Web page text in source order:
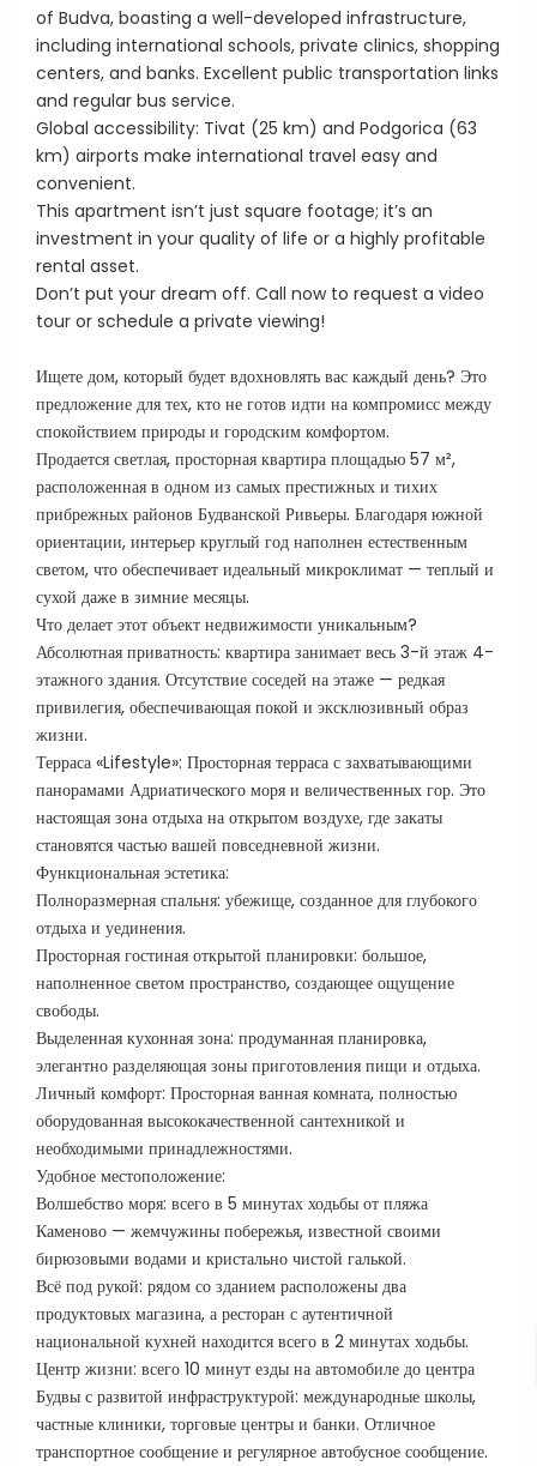
of Budva, boasting a well-developed infrastructure,
including international schools, private clinics, shopping
centers, and banks. Excellent public transportation links
and regular bus service.
Global accessibility: Tivat (25 km) and Podgorica (63
km) airports make international travel easy and
convenient.
This apartment isn’t just square footage; it’s an
investment in your quality of life or a highly profitable
rental asset.
Don’t put your dream off. Call now to request a video
tour or schedule a private viewing!
Ищете дом, который будет вдохновлять вас каждый день? Это
предложение для тех, кто не готов идти на компромисс между
спокойствием природы и городским комфортом.
Продается светлая, просторная квартира площадью 57 м²,
расположенная в одном из самых престижных и тихих
прибрежных районов Будванской Ривьеры. Благодаря южной
ориентации, интерьер круглый год наполнен естественным
светом, что обеспечивает идеальный микроклимат — теплый и
сухой даже в зимние месяцы.
Что делает этот объект недвижимости уникальным?
Абсолютная приватность: квартира занимает весь 3-й этаж 4-
этажного здания. Отсутствие соседей на этаже — редкая
привилегия, обеспечивающая покой и эксклюзивный образ
жизни.
Терраса «Lifestyle»: Просторная терраса с захватывающими
панорамами Адриатического моря и величественных гор. Это
настоящая зона отдыха на открытом воздухе, где закаты
становятся частью вашей повседневной жизни.
Функциональная эстетика:
Полноразмерная спальня: убежище, созданное для глубокого
отдыха и уединения.
Просторная гостиная открытой планировки: большое,
наполненное светом пространство, создающее ощущение
свободы.
Выделенная кухонная зона: продуманная планировка,
элегантно разделяющая зоны приготовления пищи и отдыха.
​Личный комфорт: Просторная ванная комната, полностью
оборудованная высококачественной сантехникой и
необходимыми принадлежностями.
Удобное местоположение:
Волшебство моря: всего в 5 минутах ходьбы от пляжа
Каменово — жемчужины побережья, известной своими
бирюзовыми водами и кристально чистой галькой.
Всё под рукой: рядом со зданием расположены два
продуктовых магазина, а ресторан с аутентичной
национальной кухней находится всего в 2 минутах ходьбы.
Центр жизни: всего 10 минут езды на автомобиле до центра
Будвы с развитой инфраструктурой: международные школы,
частные клиники, торговые центры и банки. Отличное
транспортное сообщение и регулярное автобусное сообщение.